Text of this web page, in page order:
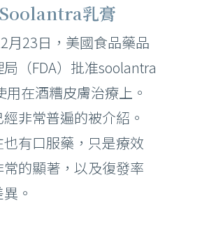
乳膏
月23日，美國食品藥品
（FDA）批准soolantra
用在酒糟皮膚治療上。
非常普遍的被介紹。
有口服藥，只是療效
的顯著，以及復發率
。